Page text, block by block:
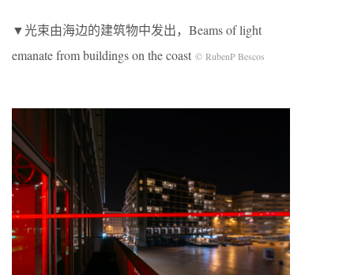
▼光束由海边的建筑物中发出，Beams of light
emanate from buildings on the coast © RubenP Bescos